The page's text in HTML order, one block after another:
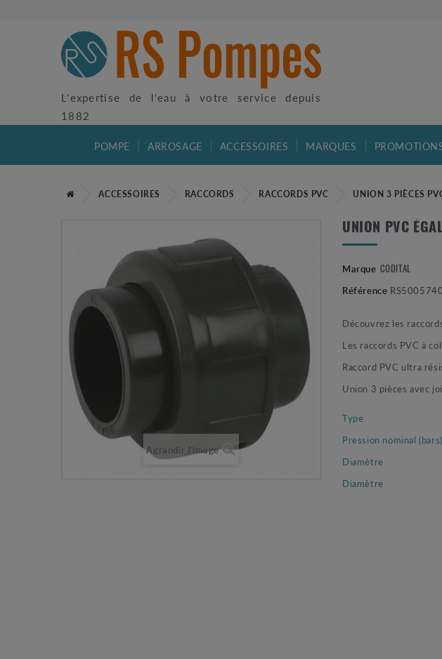
L'expertise de l'eau à votre service depuis
1882
POMPE ARROSAGE ACCESSOIRES MARQUES
ACCESSOIRES RACCORDS RACCORDS PVC UNION 3 PIÈCES
Agrandir l'image
UNION PVC
Marque CODITAL
Référence
Découvrez les
Les raccords PVC à
Raccord PVC ultra
Union 3 pièces avec
Type
Pression nominal (bars)
Diamètre
Diamètre